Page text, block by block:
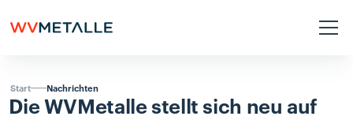
Start Nachrichten
DieWVMetalle stellt sich neu auf